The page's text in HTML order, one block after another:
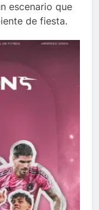
escenario que
de fiesta.